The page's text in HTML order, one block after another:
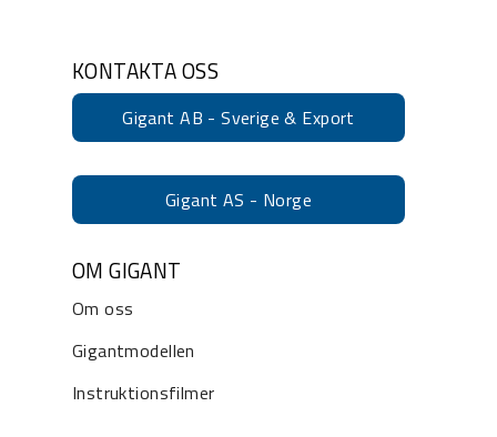
KONTAKTA OSS
Gigant AB - Sverige & Export
Gigant AS - Norge
OM GIGANT
Om oss
Gigantmodellen
Instruktionsfilmer